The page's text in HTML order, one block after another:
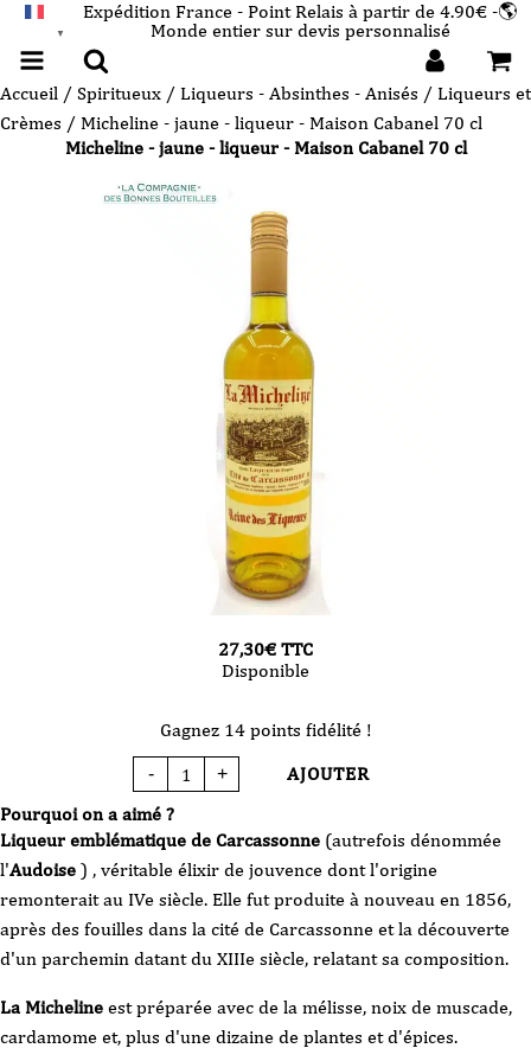
▼
Expédition France - Point Relais à partir de 4.90€ -🌎
Monde entier sur devis personnalisé
Accueil / Spiritueux / Liqueurs - Absinthes - Anisés / Liqueurs et
Crèmes / Micheline - jaune - liqueur - Maison Cabanel 70 cl
Micheline - jaune - liqueur - Maison Cabanel 70 cl
Pourquoi on a aimé ?
Liqueur emblématique de Carcassonne (autrefois dénommée
l'Audoise ) , véritable élixir de jouvence dont l'origine
remonterait au IVe siècle. Elle fut produite à nouveau en 1856,
après des fouilles dans la cité de Carcassonne et la découverte
d'un parchemin datant du XIIIe siècle, relatant sa composition.
La Micheline est préparée avec de la mélisse, noix de muscade,
cardamome et, plus d'une dizaine de plantes et d'épices.
27,30€ TTC
Disponible
Gagnez 14 points fidélité !
-
quantité
de
-
jaune
-
-
Cabanel
cl
+ AJOUTER